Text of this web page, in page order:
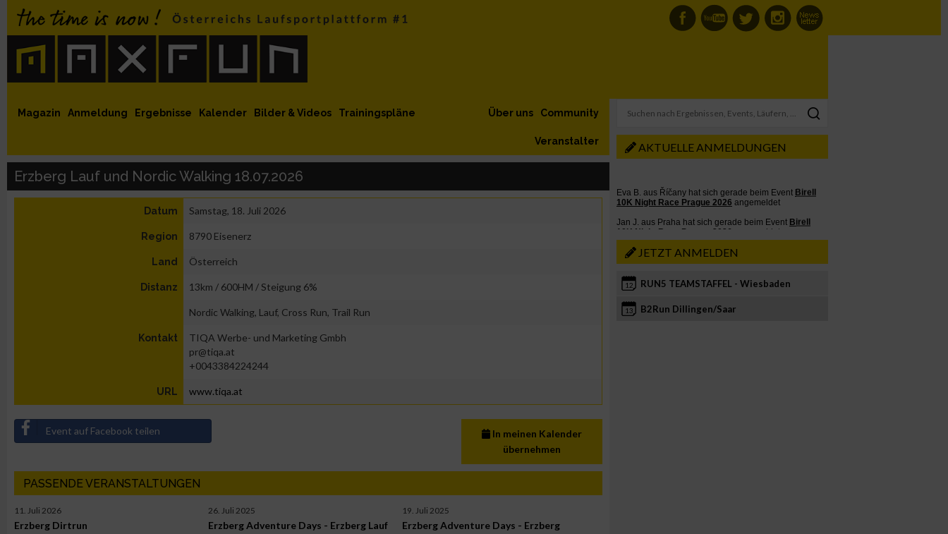
MaxFun Newsletter abonnieren
MaxFun auf Instagram
MaxFun auf Twitter
auf Youtube
auf Facebook
Magazin Anmeldung Ergebnisse Kalender Bilder & Videos Trainingspläne Community
Über uns
Veranstalter
Erzberg Lauf und Nordic Walking 18.07.2026
Datum Samstag, 18. Juli 2026
Region 8790 Eisenerz
Land Österreich
Distanz 13km / 600HM / Steigung 6%
Nordic Walking, Lauf, Cross Run, Trail Run
Kontakt
TIQA Werbe- und Marketing Gmbh
pr@tiqa.at
+0043384224244
URL www.tiqa.at
Event auf Facebook teilen
In meinen Kalender
übernehmen
PASSENDE VERANSTALTUNGEN
11. Juli 2026
Erzberg Dirtrun
26. Juli 2025
Erzberg Adventure Days - Erzberg Lauf
19. Juli 2025
Erzberg Adventure Days - Erzberg
AKTUELLE ANMELDUNGEN
JETZT ANMELDEN
12 RUN5 TEAMSTAFFEL - Wiesbaden
13 B2Run Dillingen/Saar